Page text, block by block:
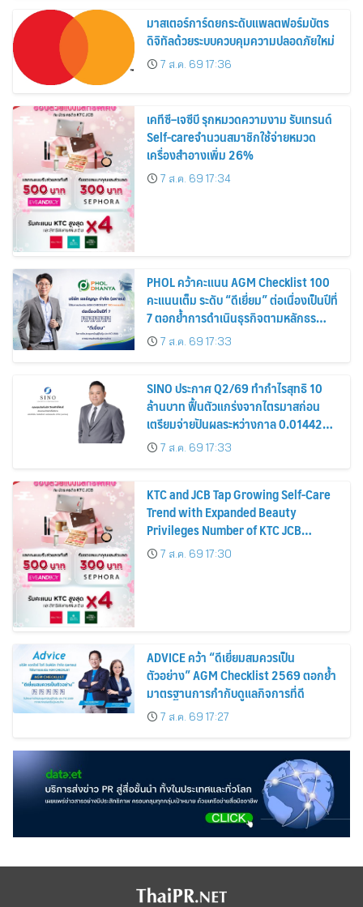
มาสเตอร์การ์ดยกระดับแพลตฟอร์มบัตร
ดิจิทัลด้วยระบบควบคุมความปลอดภัยใหม่
7 ส.ค. 69 17:36
เคทีซี–เจซีบี รุกหมวดความงาม รับเทรนด์
Self-careจำนวนสมาชิกใช้จ่ายหมวด
เครื่องสำอางเพิ่ม 26%
7 ส.ค. 69 17:34
PHOL คว้าคะแนน AGM Checklist 100
คะแนนเต็ม ระดับ “ดีเยี่ยม” ต่อเนื่องเป็นปีที่
7 ตอกย้ำการดำเนินธุรกิจตามหลักธร
รมาภิบาล โปร่งใส สร้างความเชื่อมั่นผู้ถือ
หุ้น
7 ส.ค. 69 17:33
SINO ประกาศ Q2/69 ทำกำไรสุทธิ 10
ล้านบาท ฟื้นตัวแกร่งจากไตรมาสก่อน
เตรียมจ่ายปันผลระหว่างกาล 0.014423
บาทต่อหุ้น ครึ่งปีหลังมุ่งเติบโตต่อเนื่อง
7 ส.ค. 69 17:33
KTC and JCB Tap Growing Self-Care
Trend with Expanded Beauty
Privileges Number of KTC JCB
Cardmembers Spending on
Cosmetics Rises 26%
7 ส.ค. 69 17:30
ADVICE คว้า “ดีเยี่ยมสมควรเป็น
ตัวอย่าง” AGM Checklist 2569 ตอกย้ำ
มาตรฐานการกำกับดูแลกิจการที่ดี
7 ส.ค. 69 17:27